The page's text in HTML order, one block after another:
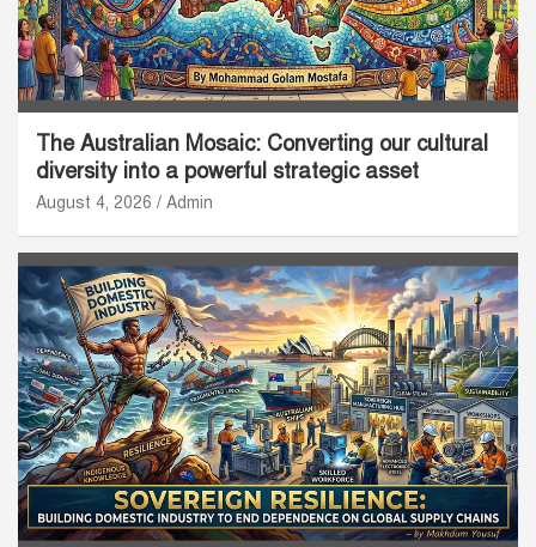
The Australian Mosaic: Converting our cultural
diversity into a powerful strategic asset
August 4, 2026 Admin